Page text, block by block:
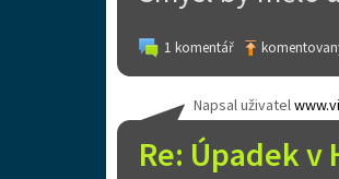
1 komentář
Re: Úpadek
Napsal uživatel